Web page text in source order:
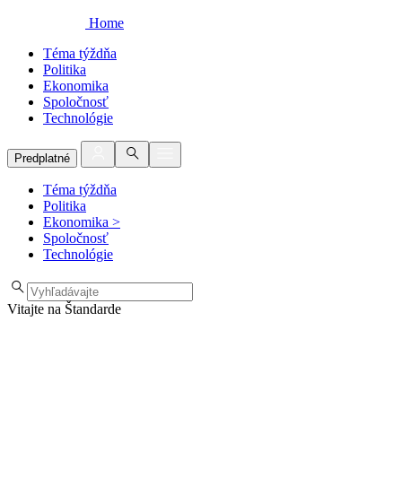
Home
Téma týždňa
Politika
Ekonomika
Spoločnosť
Technológie
Predplatné
Téma týždňa
Politika
Ekonomika >
Spoločnosť
Technológie
Vitajte na Štandarde